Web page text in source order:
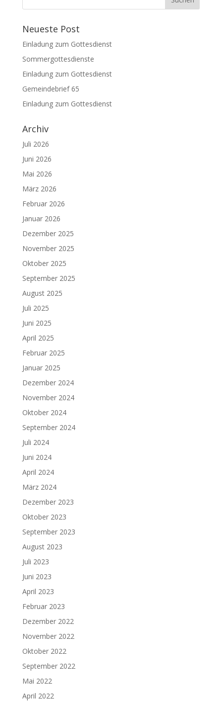
Neueste Post
Einladung zum Gottesdienst
Sommergottesdienste
Einladung zum Gottesdienst
Gemeindebrief 65
Einladung zum Gottesdienst
Archiv
Juli 2026
Juni 2026
Mai 2026
März 2026
Februar 2026
Januar 2026
Dezember 2025
November 2025
Oktober 2025
September 2025
August 2025
Juli 2025
Juni 2025
April 2025
Februar 2025
Januar 2025
Dezember 2024
November 2024
Oktober 2024
September 2024
Juli 2024
Juni 2024
April 2024
März 2024
Dezember 2023
Oktober 2023
September 2023
August 2023
Juli 2023
Juni 2023
April 2023
Februar 2023
Dezember 2022
November 2022
Oktober 2022
September 2022
Mai 2022
April 2022